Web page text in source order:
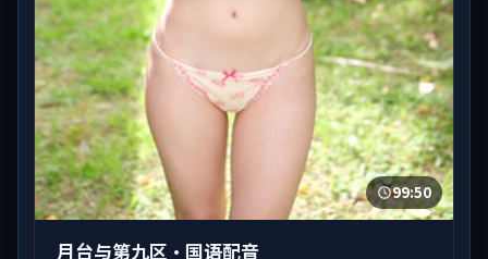
99:50
月台与第九区·国语配音